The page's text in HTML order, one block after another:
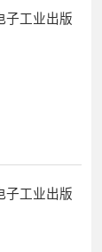
子工业出版
子工业出版